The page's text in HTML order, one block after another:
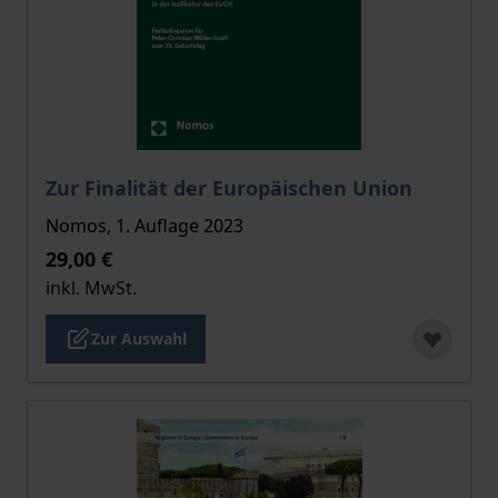
Zur Finalität der Europäischen Union
Der Preis dieses Titels richtet sich nach der
Nomos, 1. Auflage 2023
29,00 €
inkl. MwSt.
Zur Auswahl